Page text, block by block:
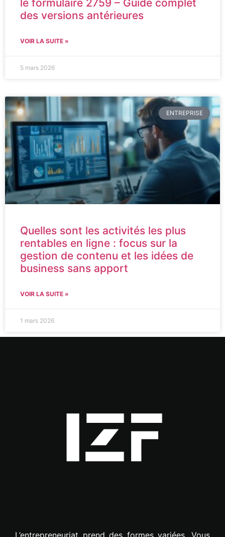
le formulaire 2759 – Guide complet
des versions antérieures
VOIR LA SUITE »
5 mars 2026
ENTREPRISE
Quelles sont les activités les plus
rentables en ligne : focus sur la
gestion de contenu et les idées de
business sans apport
VOIR LA SUITE »
1 mars 2026